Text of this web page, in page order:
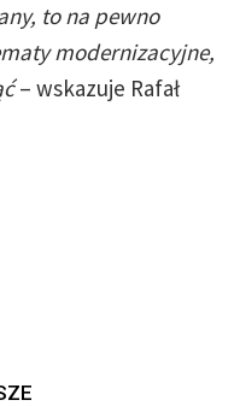
to na pewno
modernizacyjne,
– wskazuje Rafał